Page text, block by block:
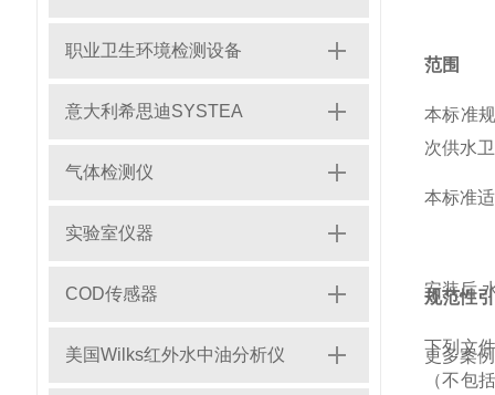
职业卫生环境检测设备
意大利希思迪SYSTEA
气体检测仪
实验室仪器
COD传感器
美国Wilks红外水中油分析仪
范围
本标准
次供水
本标准
规范性
下列文
（不包
安装后
更多案